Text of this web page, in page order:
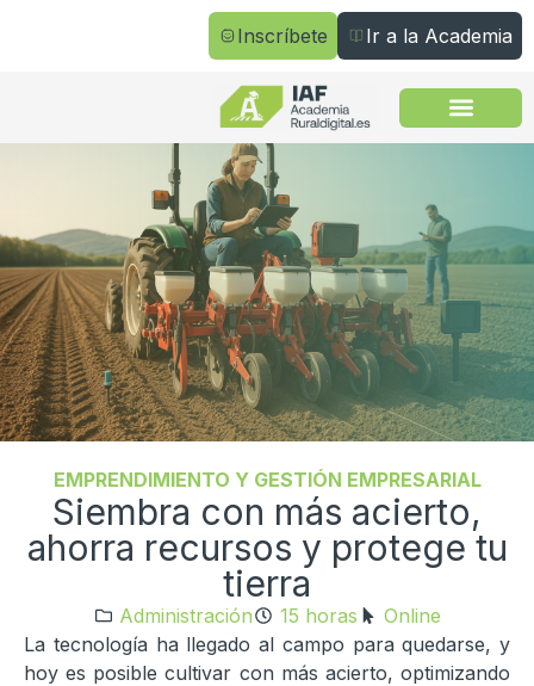
Inscríbete Ir a la Academia
EMPRENDIMIENTO Y GESTIÓN EMPRESARIAL
Siembra con más acierto,
ahorra recursos y protege tu
tierra
Administración 15 horas
Online
La tecnología ha llegado al campo para quedarse, y
hoy es posible cultivar con más acierto, optimizando